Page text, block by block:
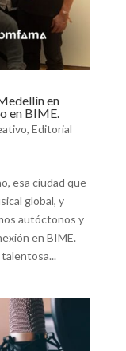
en
en BIME.
, Editorial
esa ciudad que
global, y
autóctonos y
en BIME.